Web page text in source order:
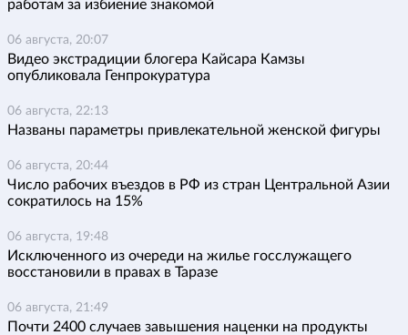
работам за избиение знакомой
06 августа, 20:07
Видео экстрадиции блогера Кайсара Камзы
опубликовала Генпрокуратура
06 августа, 22:13
Названы параметры привлекательной женской фигуры
06 августа, 20:44
Число рабочих въездов в РФ из стран Центральной Азии
сократилось на 15%
06 августа, 19:48
Исключенного из очереди на жилье госслужащего
восстановили в правах в Таразе
06 августа, 21:49
Почти 2400 случаев завышения наценки на продукты